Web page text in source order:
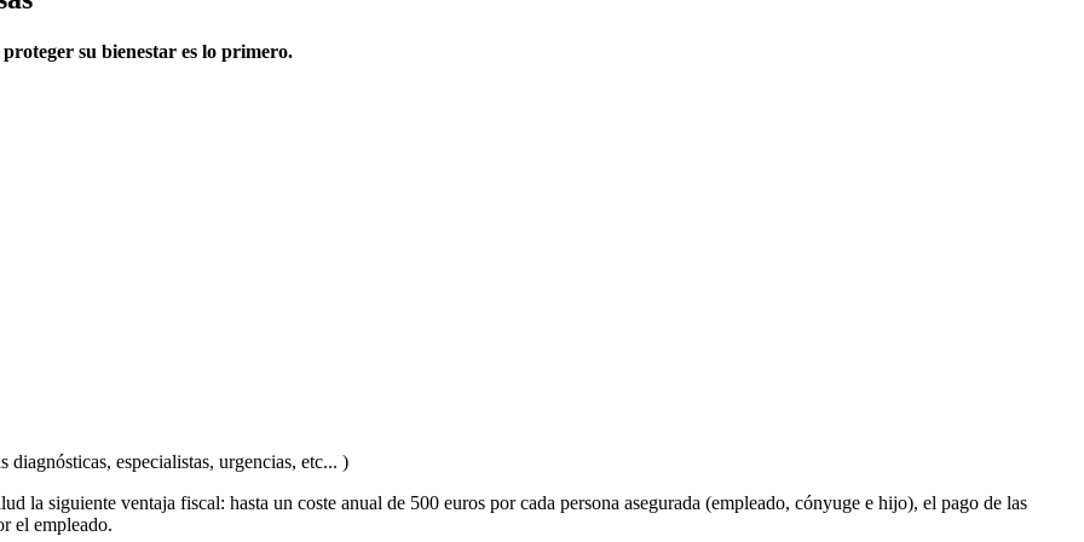
su bienestar es lo primero.
especialistas, urgencias, etc... )
la siguiente ventaja fiscal: hasta un coste anual de 500 euros por cada persona asegurada (empleado, cónyuge e hijo), el pago de las
el empleado.